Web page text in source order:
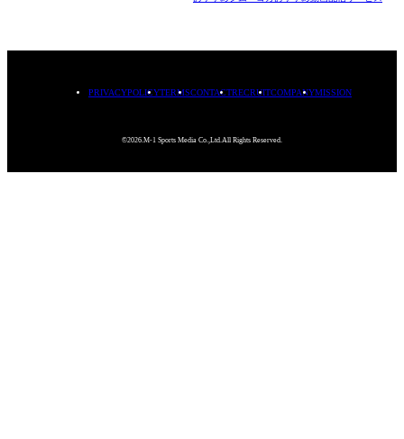
PRIVACYPOLICYTERMSCONTACTRECRUITCOMPANYMISSION
©2026.M-1 Sports Media Co.,Ltd.All Rights Reserved.